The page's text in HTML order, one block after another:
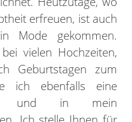
erfreuen, ist auch
Mode gekommen.
vielen Hochzeiten,
Geburtstagen zum
ich ebenfalls eine
und in mein